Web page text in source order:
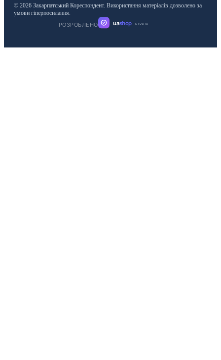
© 2026 Закарпатський Кореспондент. Використання матеріалів дозволено за
умови гіперпосилання.
РОЗРОБЛЕНО
uashop STUDIO